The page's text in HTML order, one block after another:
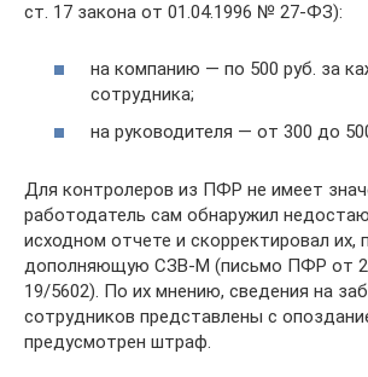
ст. 17 закона от 01.04.1996 № 27-ФЗ):
на компанию — по 500 руб. за
сотрудника;
на руководителя — от 300 до
Для контролеров из ПФР не имеет
работодатель сам обнаружил
исходном отчете и скорректировал их,
дополняющую СЗВ-М (письмо ПФР от
19/5602). По их мнению, сведения на
сотрудников представлены с
предусмотрен штраф.